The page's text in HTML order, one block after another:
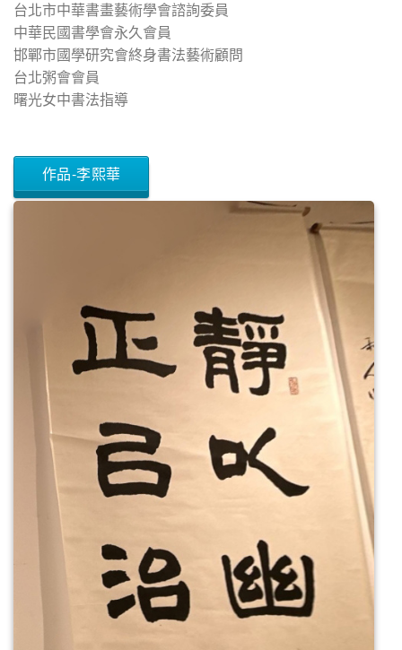
台北市中華書畫藝術學會諮詢委員
中華民國書學會永久會員
邯鄲市國學研究會終身書法藝術顧問
台北粥會會員
曙光女中書法指導
作品-李熙華